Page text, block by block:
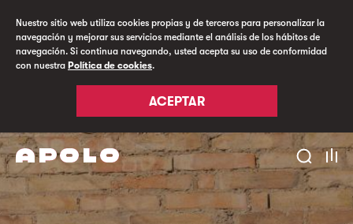
Nuestro sitio web utiliza cookies propias y de terceros para personalizar la
navegación y mejorar sus servicios mediante el análisis de los hábitos de
navegación. Si continua navegando, usted acepta su uso de conformidad
con nuestra Política de cookies.
ACEPTAR